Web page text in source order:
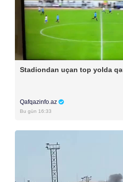
Stadiondan uçan top yolda
Qafqazinfo.az
Bu gün 16:33